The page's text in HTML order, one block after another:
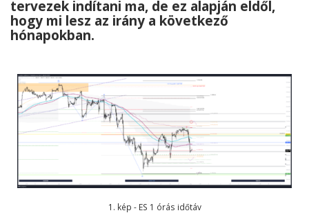
tervezek indítani ma, de ez alapján eldől,
hogy mi lesz az irány a következő
hónapokban.
1. kép - ES 1 órás időtáv